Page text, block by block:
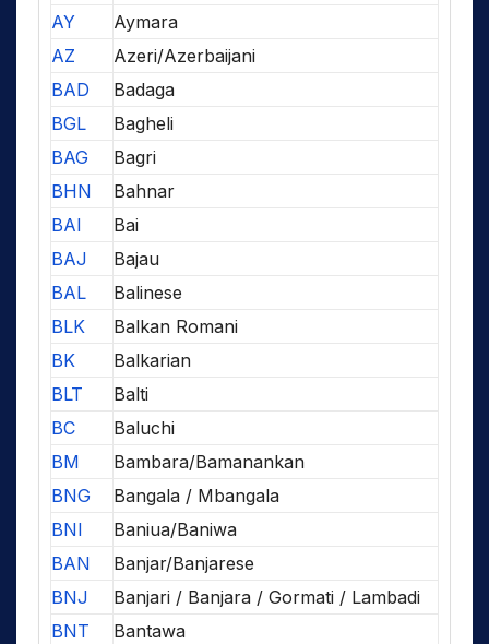
AY
Aymara
AZ
Azeri/Azerbaijani
BAD
Badaga
BGL
Bagheli
BAG
Bagri
BHN
Bahnar
BAI
Bai
BAJ
Bajau
BAL
Balinese
BLK
Balkan Romani
BK
Balkarian
BLT
Balti
BC
Baluchi
BM
Bambara/Bamanankan
BNG
Bangala / Mbangala
BNI
Baniua/Baniwa
BAN
Banjar/Banjarese
BNJ
Banjari / Banjara / Gormati / Lambadi
BNT
Bantawa